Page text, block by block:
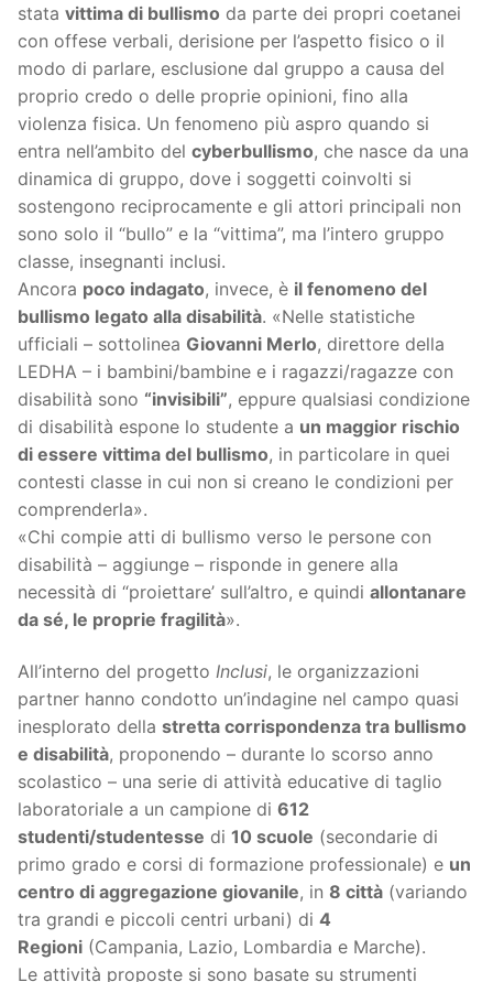
stata vittima di bullismo da parte dei propri coetanei
con offese verbali, derisione per l’aspetto fisico o il
modo di parlare, esclusione dal gruppo a causa del
proprio credo o delle proprie opinioni, fino alla
violenza fisica. Un fenomeno più aspro quando si
entra nell’ambito del cyberbullismo, che nasce da una
dinamica di gruppo, dove i soggetti coinvolti si
sostengono reciprocamente e gli attori principali non
sono solo il “bullo” e la “vittima”, ma l’intero gruppo
classe, insegnanti inclusi.
Ancora poco indagato, invece, è il fenomeno del
bullismo legato alla disabilità. «Nelle statistiche
ufficiali – sottolinea Giovanni Merlo, direttore della
LEDHA – i bambini/bambine e i ragazzi/ragazze con
disabilità sono “invisibili”, eppure qualsiasi condizione
di disabilità espone lo studente a un maggior rischio
di essere vittima del bullismo, in particolare in quei
contesti classe in cui non si creano le condizioni per
comprenderla».
«Chi compie atti di bullismo verso le persone con
disabilità – aggiunge – risponde in genere alla
necessità di “proiettare’ sull’altro, e quindi allontanare
da sé, le proprie fragilità».
All’interno del progetto Inclusi, le organizzazioni
partner hanno condotto un’indagine nel campo quasi
inesplorato della stretta corrispondenza tra bullismo
e disabilità, proponendo – durante lo scorso anno
scolastico – una serie di attività educative di taglio
laboratoriale a un campione di 612
studenti/studentesse di 10 scuole (secondarie di
primo grado e corsi di formazione professionale) e un
centro di aggregazione giovanile, in 8 città (variando
tra grandi e piccoli centri urbani) di 4
Regioni (Campania, Lazio, Lombardia e Marche).
Le attività proposte si sono basate su strumenti